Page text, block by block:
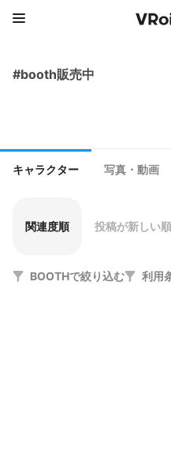
#booth販売中
キャラクター 写真・動画
関連度順 投稿が新しい順
BOOTHで絞り込む 利用